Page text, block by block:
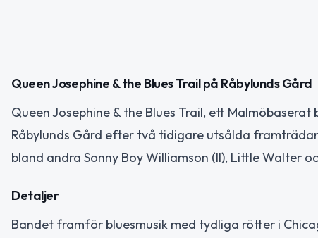
Queen Josephine & the Blues Trail på Råbylunds Gård
Queen Josephine & the Blues Trail, ett
Råbylunds Gård efter två tidigare utsålda
bland andra Sonny Boy Williamson (II), Little Walter
Detaljer
Bandet framför bluesmusik med tydliga rötter i